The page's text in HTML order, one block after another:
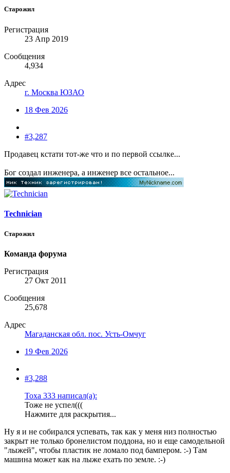
Старожил
Регистрация
23 Апр 2019
Сообщения
4,934
Адрес
г. Москва ЮЗАО
18 Фев 2026
#3,287
Продавец кстати тот-же что и по первой ссылке...
Бог создал инженера, а инженер все остальное...
Technician
Старожил
Команда форума
Регистрация
27 Окт 2011
Сообщения
25,678
Адрес
Магаданская обл. пос. Усть-Омчуг
19 Фев 2026
#3,288
Тоха 333 написал(а):
Тоже не успел(((
Нажмите для раскрытия...
Ну я и не собирался успевать, так как у меня низ полностью
закрыт не только бронелистом поддона, но и еще самодельной
"лыжей", чтобы пластик не ломало под бампером. :-) Там
машина может как на лыже ехать по земле. :-)